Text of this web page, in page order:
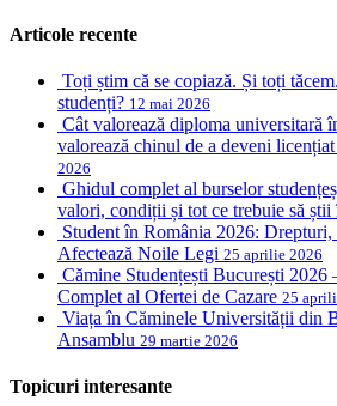
Articole recente
Toți știm că se copiază. Și toți
studenți? 12 mai 2026
Cât valorează diploma universitară
valorează chinul de a deveni licențiat
2026
Ghidul complet al burselor
valori, condiții și tot ce trebuie să știi
Student în România 2026:
Afectează Noile Legi 25 aprilie 2026
Cămine Studențești București 2026
Complet al Ofertei de Cazare 25
Viața în Căminele Universității din
Ansamblu 29 martie 2026
Topicuri interesante